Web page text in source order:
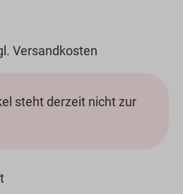
Versandkosten
steht derzeit nicht zur